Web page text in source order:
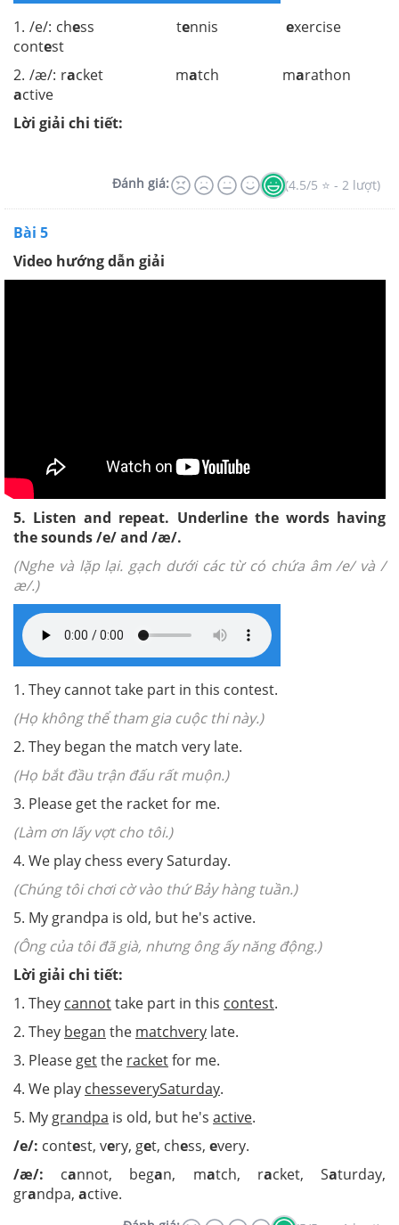
1. /e/: chess tennisexercise
contest
2. /æ/: racket match marathon
active
Lời giải chi tiết:
Đánh giá: (4.5/5 ⭐ - 2 lượt)
Bài 5
Video hướng dẫn giải
5. Listen and repeat. Underline the words having
the sounds /e/ and /æ/.
(Nghe và lặp lại. gạch dưới các từ có chứa âm /e/ và /
æ/.)
1. They cannot take part in this contest.
(Họ không thể tham gia cuộc thi này.)
2. They began the match very late.
(Họ bắt đầu trận đấu rất muộn.)
3. Please get the racket for me.
(Làm ơn lấy vợt cho tôi.)
4. We play chess every Saturday.
(Chúng tôi chơi cờ vào thứ Bảy hàng tuần.)
5. My grandpa is old, but he's active.
(Ông của tôi đã già, nhưng ông ấy năng động.)
Lời giải chi tiết:
1. They cannottake part in this contest.
2. They began the matchvery late.
3. Please getthe racketfor me.
4. We play chesseverySaturday.
5. My grandpa is old, but he's active.
/e/: contest, very, get, chess, every.
/æ/: cannot, began, match, racket, Saturday,
grandpa, active.